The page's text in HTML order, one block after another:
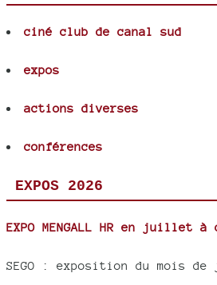
ciné club de canal sud
expos
actions diverses
conférences
EXPOS 2026
EXPO MENGALL HR en juillet à
SEGO : exposition du mois de